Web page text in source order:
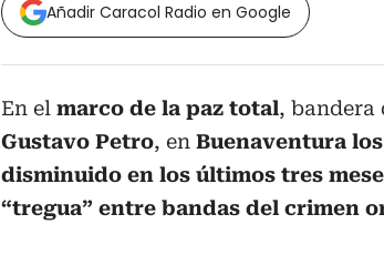
Añadir Caracol Radio en Google
En el marco de la paz total, bandera
Gustavo Petro, en Buenaventura
disminuido en los últimos tres
“tregua” entre bandas del crimen